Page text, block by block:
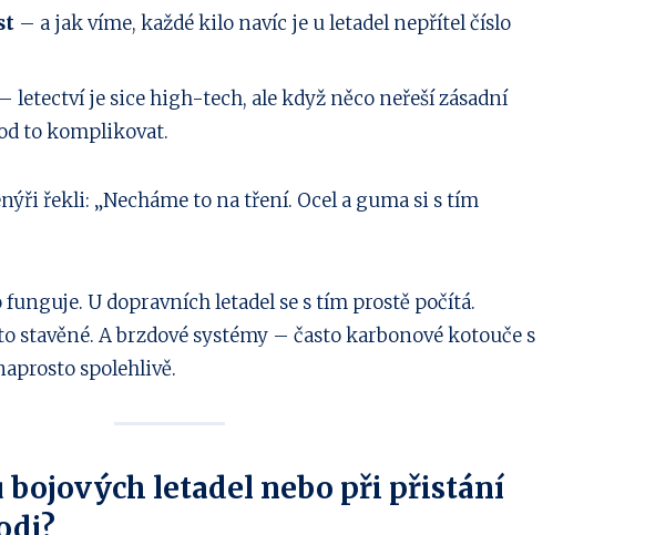
– a jak víme, každé kilo navíc je u letadel nepřítel číslo
– letectví je sice high-tech, ale když něco neřeší zásadní
to komplikovat.
řekli: „Necháme to na tření. Ocel a guma si s tím
U dopravních letadel se s tím prostě počítá.
stavěné. A brzdové systémy – často karbonové kotouče s
spolehlivě.
bojových letadel nebo při přistání